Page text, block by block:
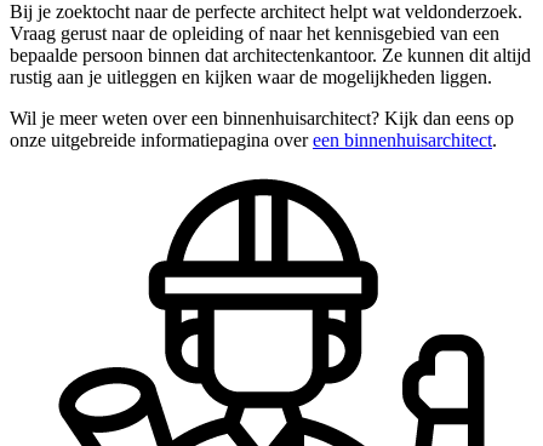
Bij je zoektocht naar de perfecte architect helpt wat veldonderzoek.
Vraag gerust naar de opleiding of naar het kennisgebied van een
bepaalde persoon binnen dat architectenkantoor. Ze kunnen dit altijd
rustig aan je uitleggen en kijken waar de mogelijkheden liggen.
Wil je meer weten over een binnenhuisarchitect? Kijk dan eens op
onze uitgebreide informatiepagina overeen binnenhuisarchitect.